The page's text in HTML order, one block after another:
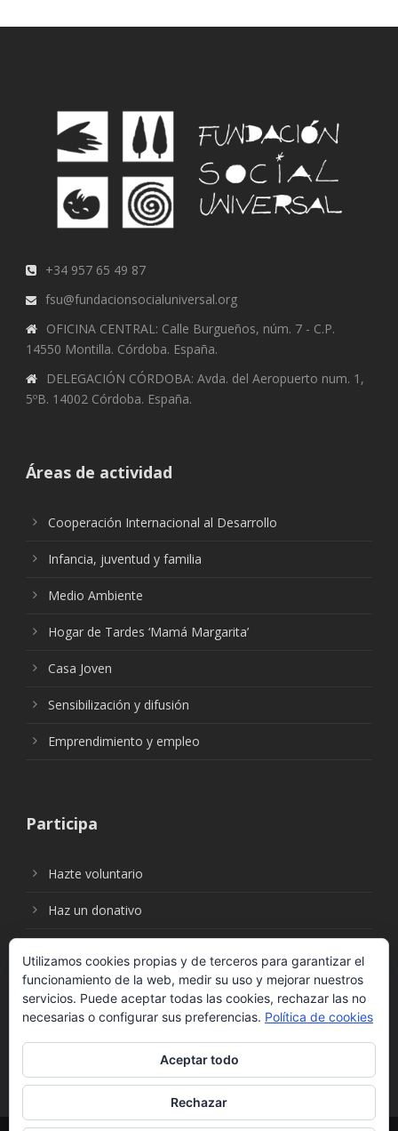
+34 957 65 49 87
fsu@fundacionsocialuniversal.org
OFICINA CENTRAL: Calle Burgueños, núm. 7 - C.P.
14550 Montilla. Córdoba. España.
DELEGACIÓN CÓRDOBA: Avda. del Aeropuerto num. 1,
5ºB. 14002 Córdoba. España.
Áreas de actividad
Cooperación Internacional al Desarrollo
Infancia, juventud y familia
Medio Ambiente
Hogar de Tardes ‘Mamá Margarita’
Casa Joven
Sensibilización y difusión
Emprendimiento y empleo
Participa
Hazte voluntario
Haz un donativo
Síguenos en:
Utilizamos cookies propias y de terceros para garantizar el
funcionamiento de la web, medir su uso y mejorar nuestros
servicios. Puede aceptar todas las cookies, rechazar las no
necesarias o configurar sus preferencias. Política de cookies
Aceptar todo
Rechazar